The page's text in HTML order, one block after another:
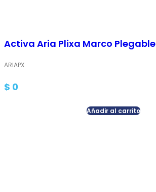
Activa Aria Plixa Marco Plegable
ARIAPX
$ 0
Añadir al carrito